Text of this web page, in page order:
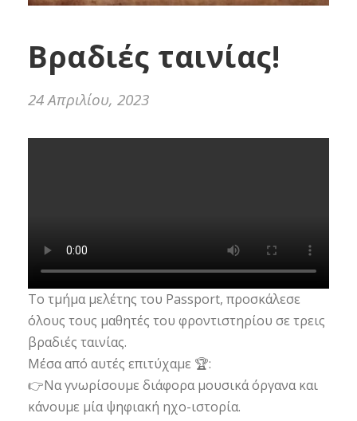
Βραδιές ταινίας!
24 Απριλίου, 2023
Το τμήμα μελέτης του Passport, προσκάλεσε
όλους τους μαθητές του φροντιστηρίου σε τρεις
βραδιές ταινίας.
Μέσα από αυτές επιτύχαμε 🏆:
👉Να γνωρίσουμε διάφορα μουσικά όργανα και
κάνουμε μία ψηφιακή ηχο-ιστορία.